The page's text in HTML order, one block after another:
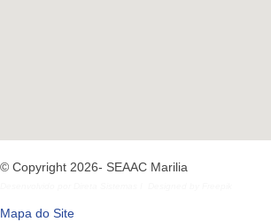
© Copyright 2026- SEAAC Marilia
Mapa do Site